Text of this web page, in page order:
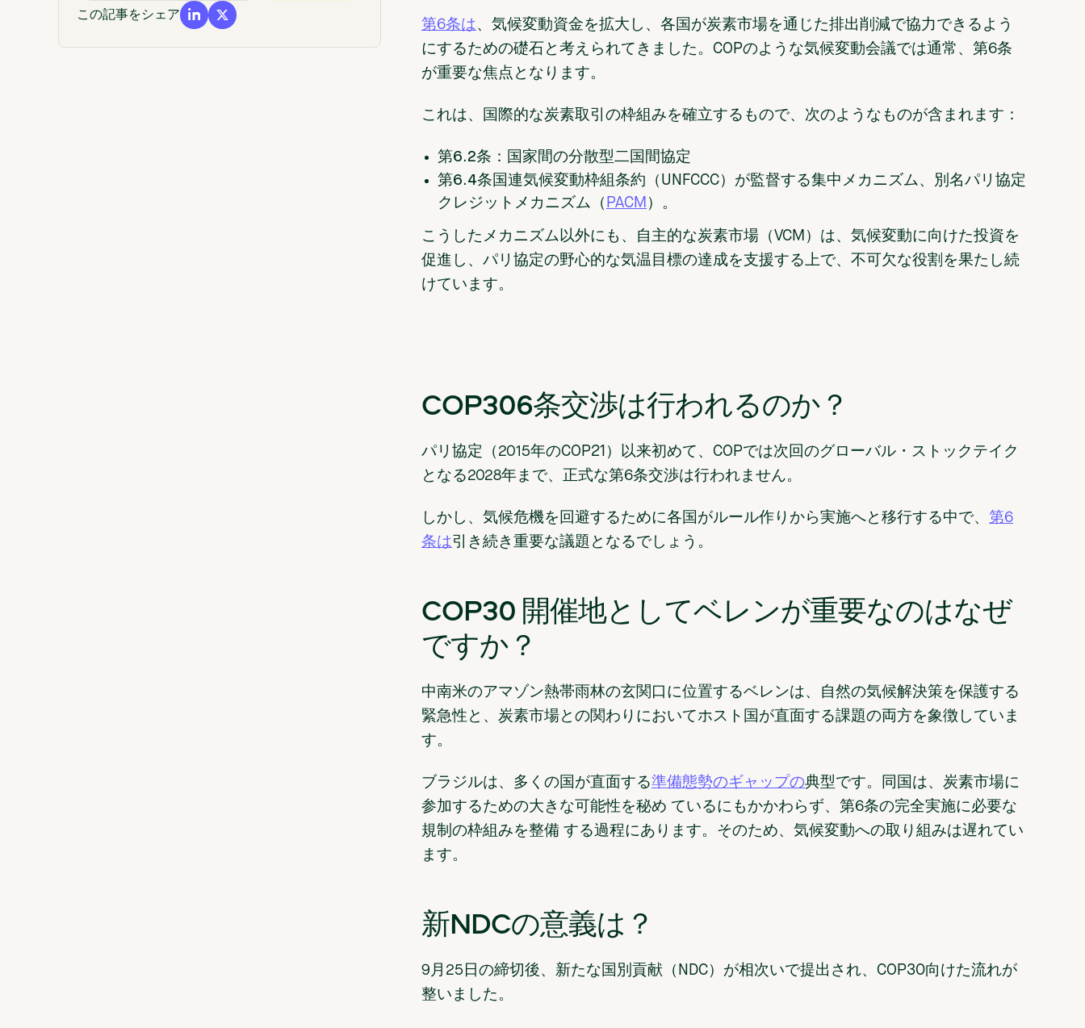
炭素プロジェクト開発者
COP30
この記事をシェア
第6条は、気候変動資金を拡大し、各国が炭素市場を通じた排出削減で協力できるよう
にするための礎石と考えられてきました。COPのような気候変動会議では通常、第6条
が重要な焦点となります。
これは、国際的な炭素取引の枠組みを確立するもので、次のようなものが含まれます：
第6.2条： 国家間の分散型二国間協定
第6.4条 国連気候変動枠組条約（UNFCCC）が監督する集中メカニズム、別名パリ協定
クレジットメカニズム（ PACM ）。
こうしたメカニズム以外にも、自主的な炭素市場（VCM）は、気候変動に向けた投資を
促進し、パリ協定の野心的な気温目標の達成を支援する上で、不可欠な役割を果たし続
けています。
COP306条交渉は行われるのか？
パリ協定（2015年のCOP21）以来初めて、COPでは次回のグローバル・ストックテイク
となる2028年まで、正式な第6条交渉は行われません。
しかし、気候危機を回避するために各国がルール作りから実施へと移行する中で、 第6
条は引き続き重要な議題となるでしょう。
COP30 開催地としてベレンが重要なのはなぜ
ですか？
中南米のアマゾン熱帯雨林の玄関口に位置するベレンは、自然の気候解決策を保護する
緊急性と、炭素市場との関わりにおいてホスト国が直面する課題の両方を象徴していま
す。
ブラジルは、多くの国が直面する準備態勢のギャップの典型です。同国は、炭素市場に
参加するための大きな可能性を秘め ているにもかかわらず、第6条の完全実施に必要な
規制の枠組みを整備 する過程にあります。そのため、気候変動への取り組みは遅れてい
ます。
新NDCの意義は？
9月25日の締切後、新たな国別貢献（NDC）が相次いで提出され、COP30向けた流れが
整いました。